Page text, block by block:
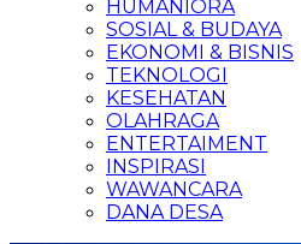
HUMANIORA
SOSIAL & BUDAYA
EKONOMI & BISNIS
TEKNOLOGI
KESEHATAN
OLAHRAGA
ENTERTAIMENT
INSPIRASI
WAWANCARA
DANA DESA